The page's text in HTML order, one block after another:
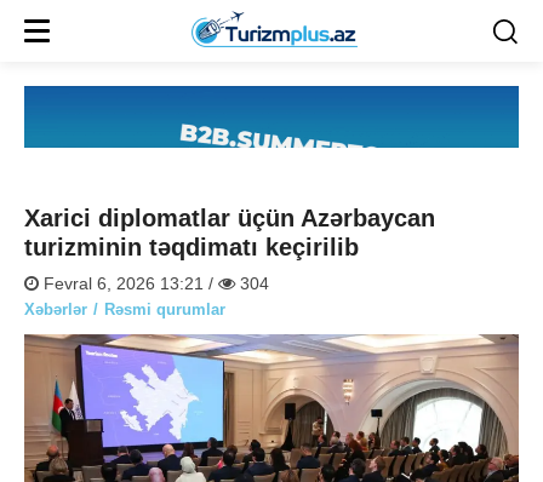
Xarici diplomatlar üçün Azərbaycan
turizminin təqdimatı keçirilib
Fevral 6, 2026 13:21 / 304
Xəbərlər Rəsmi qurumlar